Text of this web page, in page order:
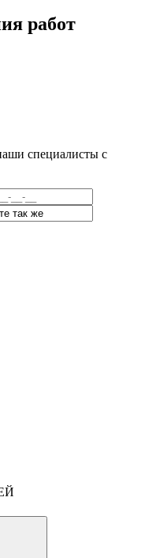
работ
специалисты с